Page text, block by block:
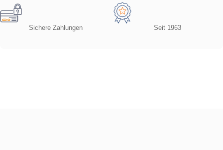
Sichere Zahlungen Seit 1963